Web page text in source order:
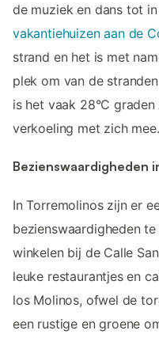
de muziek en dans tot
vakantiehuizen aan de
strand en het is met
plek om van de
is het vaak 28°C
verkoeling met zich mee.
Bezienswaardigheden
In Torremolinos zijn er
bezienswaardigheden
winkelen bij de Calle
leuke restaurantjes en
los Molinos, ofwel de
een rustige en groene